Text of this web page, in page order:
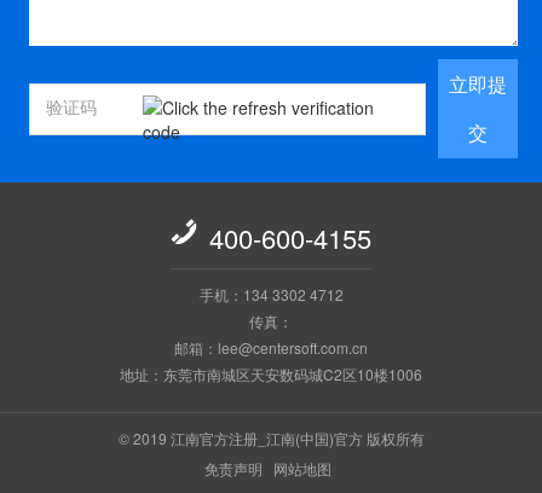
立即提
交
 400-600-4155
手机：134 3302 4712
传真：
邮箱：lee@centersoft.com.cn
地址：东莞市南城区天安数码城C2区10楼1006
© 2019 江南官方注册_江南(中国)官方 版权所有
免责声明
网站地图